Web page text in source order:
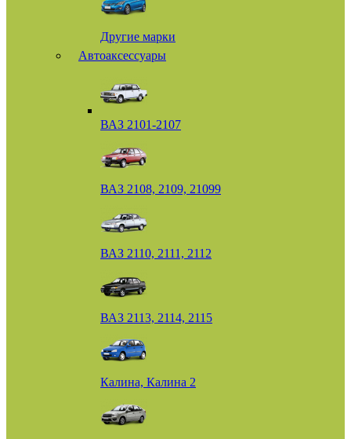
Другие марки
Автоаксессуары
ВАЗ 2101-2107
ВАЗ 2108, 2109, 21099
ВАЗ 2110, 2111, 2112
ВАЗ 2113, 2114, 2115
Калина, Калина 2